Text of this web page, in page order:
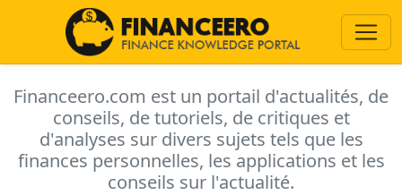
Financeero.com est un portail d'actualités, de
conseils, de tutoriels, de critiques et
d'analyses sur divers sujets tels que les
finances personnelles, les applications et les
conseils sur l'actualité.